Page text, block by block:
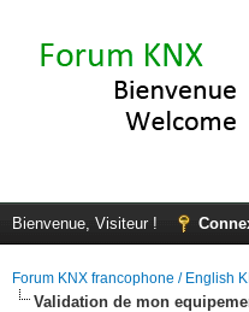
Bienvenue, Visiteur !
Forum KNX francophone / English
Validation de mon